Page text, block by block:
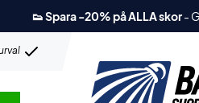
👟 Spara -20% på ALLA skor-